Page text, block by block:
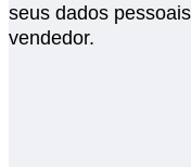
seus dados
vendedor.